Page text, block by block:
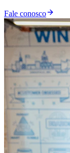
Fale conosco